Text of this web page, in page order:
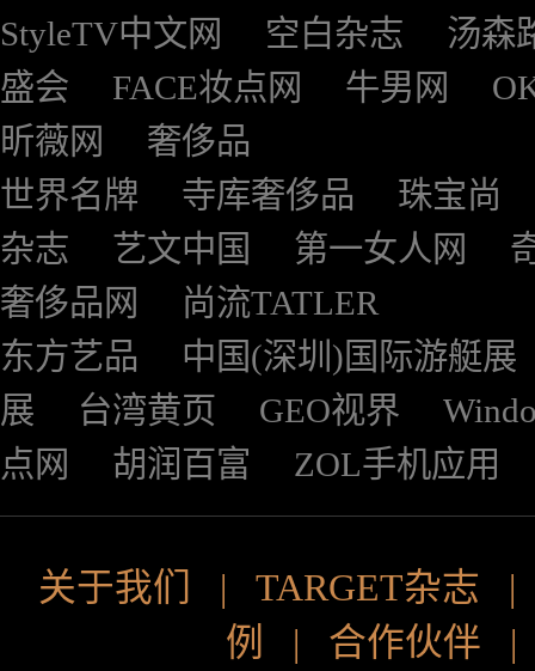
StyleTV中文网
空白杂志
汤森
盛会
FACE妆点网 牛男网
昕薇网
奢侈品
世界名牌
寺库奢侈品
珠宝尚
杂志
艺文中国 第一女人网
奢侈品网
尚流TATLER
东方艺品
中国(深圳)国际游艇展
展
台湾黄页 GEO视界
点网
胡润百富 ZOL手机应用
关于我们 | TARGET杂志
例
| 合作伙伴